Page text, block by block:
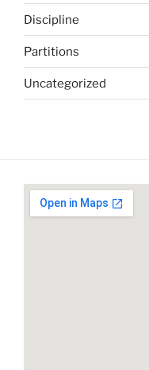
Discipline
Partitions
Uncategorized